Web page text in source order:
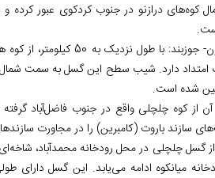
کوه‌های درازنو در جنوب کردکوی عبور
گسل تراستی هارون-
دارد. شیب سطح این گسل به سمت
شده است.
از کوه چلچلی واقع در جنوب فاضل‌آباد
سازند باروت (کامبرین) را در مجاورت
گسل چلچلی در محل رودخانه محمدآباد،